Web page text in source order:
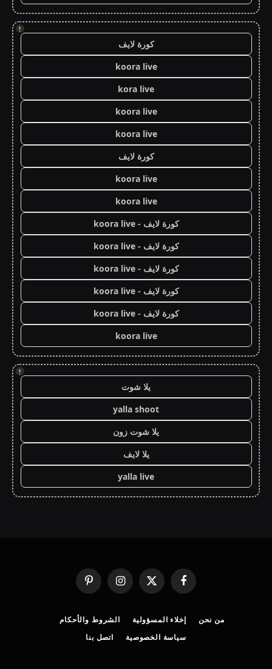
!
كورة لايف
koora live
kora live
koora live
koora live
كورة لايف
koora live
koora live
كورة لايف - koora live
كورة لايف - koora live
كورة لايف - koora live
كورة لايف - koora live
كورة لايف - koora live
koora live
!
يلا شوت
yalla shoot
يلا شوت زون
يلا لايف
yalla live
فيسبوك
X
(Twitter)
الانستغرامبينتيريست
من نحن إخلاء المسؤولية
الشروط والأحكام
سياسة الخصوصية
اتصل بنا